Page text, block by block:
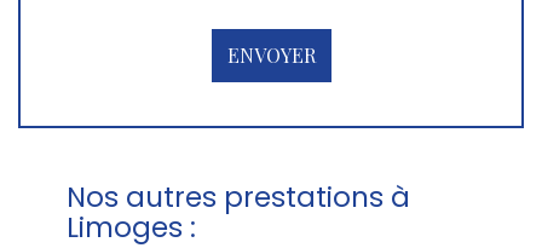
Nos autres prestations à
Limoges :